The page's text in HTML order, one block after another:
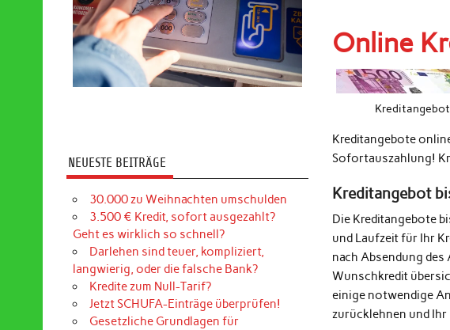
Online
Kreditangebote
Sofortauszahlung!
Kreditangebot
Die Kreditangebote
und Laufzeit für Ihr
nach Absendung
Wunschkredit
einige notwendige
zurücklehnen und
NEUESTE BEITRÄGE
30.000 zu Weihnachten umschulden
3.500 € Kredit, sofort ausgezahlt?
Geht es wirklich so schnell?
Darlehen sind teuer, kompliziert,
langwierig, oder die falsche Bank?
Kredite zum Null-Tarif?
Jetzt SCHUFA-Einträge überprüfen!
Gesetzliche Grundlagen für